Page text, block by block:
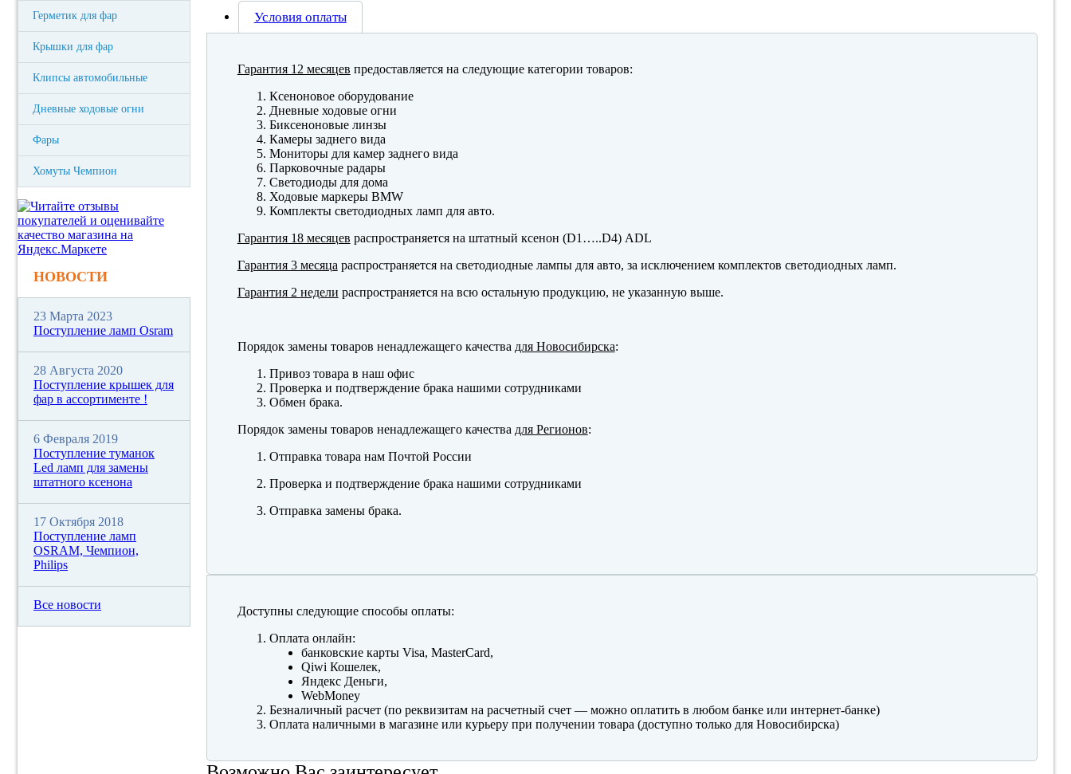
Герметик для фар
Крышки для фар
Клипсы автомобильные
Дневные ходовые огни
Фары
Хомуты Чемпион
Условия оплаты
Гарантия 12 месяцев предоставляется на следующие категории товаров:
Ксеноновое оборудование
Дневные ходовые огни
Биксеноновые линзы
Камеры заднего вида
Мониторы для камер заднего вида
Парковочные радары
Светодиоды для дома
Ходовые маркеры BMW
Комплекты светодиодных ламп для авто.
Гарантия 18 месяцев распространяется на штатный ксенон (D1…..D4) ADL
Гарантия 3 месяца распространяется на светодиодные лампы для авто, за исключением комплектов светодиодных ламп.
Гарантия 2 недели распространяется на всю остальную продукцию, не указанную выше.
Порядок замены товаров ненадлежащего качества для Новосибирска:
Привоз товара в наш офис
Проверка и подтверждение брака нашими сотрудниками
Обмен брака.
Порядок замены товаров ненадлежащего качества для Регионов:
Отправка товара нам Почтой России
Проверка и подтверждение брака нашими сотрудниками
Отправка замены брака.
Доступны следующие способы оплаты:
Оплата онлайн:
банковские карты Visa, MasterCard,
Qiwi Кошелек,
Яндекс Деньги,
WebMoney
Безналичный расчет (по реквизитам на расчетный счет — можно оплатить в любом банке или интернет-банке)
Оплата наличными в магазине или курьеру при получении товара (доступно только для Новосибирска)
НОВОСТИ
23 Марта 2023
Поступление ламп Osram
28 Августа 2020
Поступление крышек для
фар в ассортименте !
6 Февраля 2019
Поступление туманок
Led ламп для замены
штатного ксенона
17 Октября 2018
Поступление ламп
OSRAM, Чемпион,
Philips
Все новости